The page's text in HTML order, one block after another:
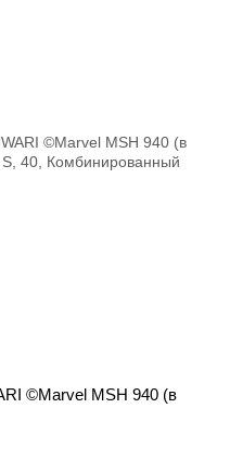
©Marvel MSH 940 (в